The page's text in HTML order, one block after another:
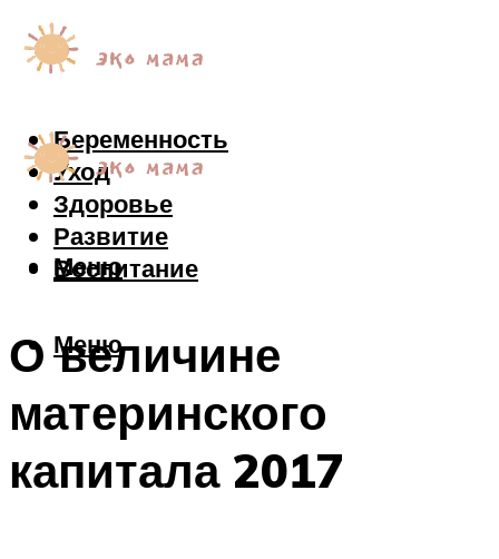
Беременность
Уход
Здоровье
Развитие
Воспитание
Меню
Меню
О величине
материнского
капитала 2017